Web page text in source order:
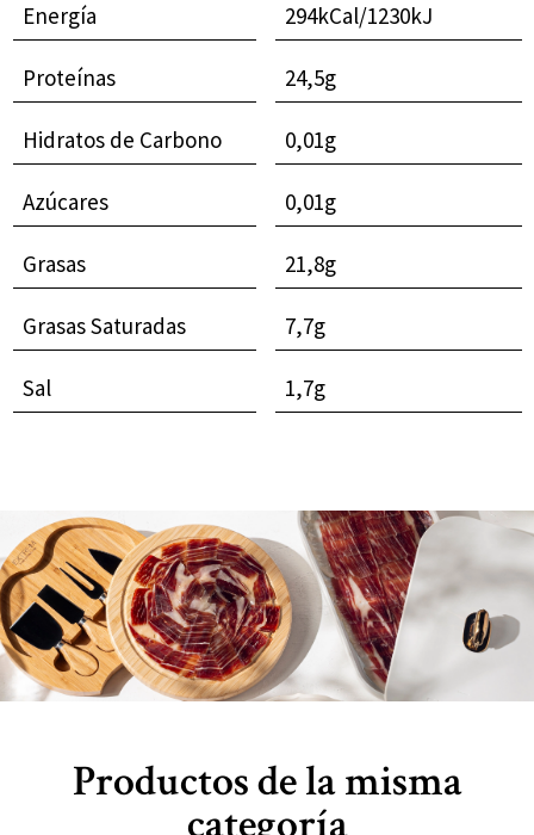
Energía 294kCal/1230kJ
Proteínas 24,5g
Hidratos de Carbono 0,01g
Azúcares 0,01g
Grasas 21,8g
Grasas Saturadas 7,7g
Sal 1,7g
Productos de la misma